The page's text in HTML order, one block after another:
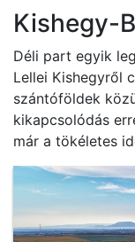
Kishegy-
Déli part egyik
Lellei Kishegyről
szántóföldek
kikapcsolódás
már a tökéletes